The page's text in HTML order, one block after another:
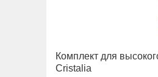
Комплект для
Cristalia